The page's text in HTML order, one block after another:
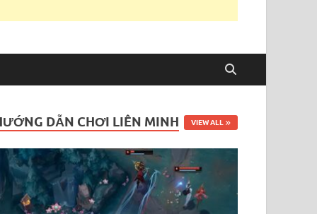
DẪN CHƠI LIÊN MINH VIEW ALL